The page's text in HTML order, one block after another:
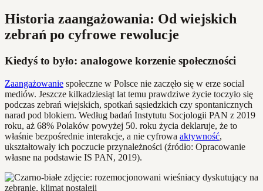
Historia zaangażowania: Od wiejskich
zebrań po cyfrowe rewolucje
Kiedyś to było: analogowe korzenie społeczności
Zaangażowanie społeczne w Polsce nie zaczęło się w erze social
mediów. Jeszcze kilkadziesiąt lat temu prawdziwe życie toczyło się
podczas zebrań wiejskich, spotkań sąsiedzkich czy spontanicznych
narad pod blokiem. Według badań Instytutu Socjologii PAN z 2019
roku, aż 68% Polaków powyżej 50. roku życia deklaruje, że to
właśnie bezpośrednie interakcje, a nie cyfrowa aktywność,
ukształtowały ich poczucie przynależności (źródło: Opracowanie
własne na podstawie IS PAN, 2019).